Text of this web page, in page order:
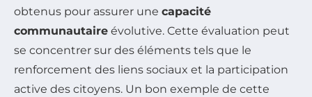
obtenus pour assurer une capacité
communautaire évolutive. Cette évaluation peut
se concentrer sur des éléments tels que le
renforcement des liens sociaux et la participation
active des citoyens. Un bon exemple de cette